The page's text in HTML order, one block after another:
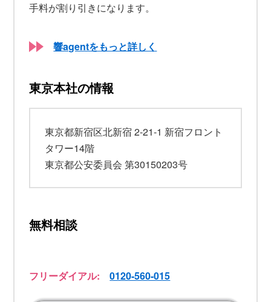
手料が割り引きになります。
響agentをもっと詳しく
東京本社の情報
東京都新宿区北新宿 2-21-1 新宿フロント
タワー14階
東京都公安委員会 第30150203号
無料相談
フリーダイアル:0120-560-015